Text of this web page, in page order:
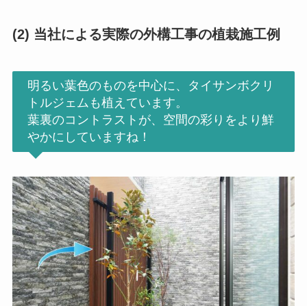
(2) 当社による実際の外構工事の植栽施工例
明るい葉色のものを中心に、タイサンボクリ
トルジェムも植えています。
葉裏のコントラストが、空間の彩りをより鮮
やかにしていますね！